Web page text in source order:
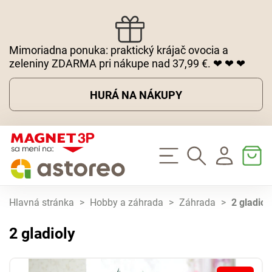
Mimoriadna ponuka: praktický krájač ovocia a
zeleniny ZDARMA pri nákupe nad 37,99 €. ❤ ❤ ❤
HURÁ NA NÁKUPY
Hlavná stránka > Hobby a záhrada > Záhrada > 2
2 gladioly